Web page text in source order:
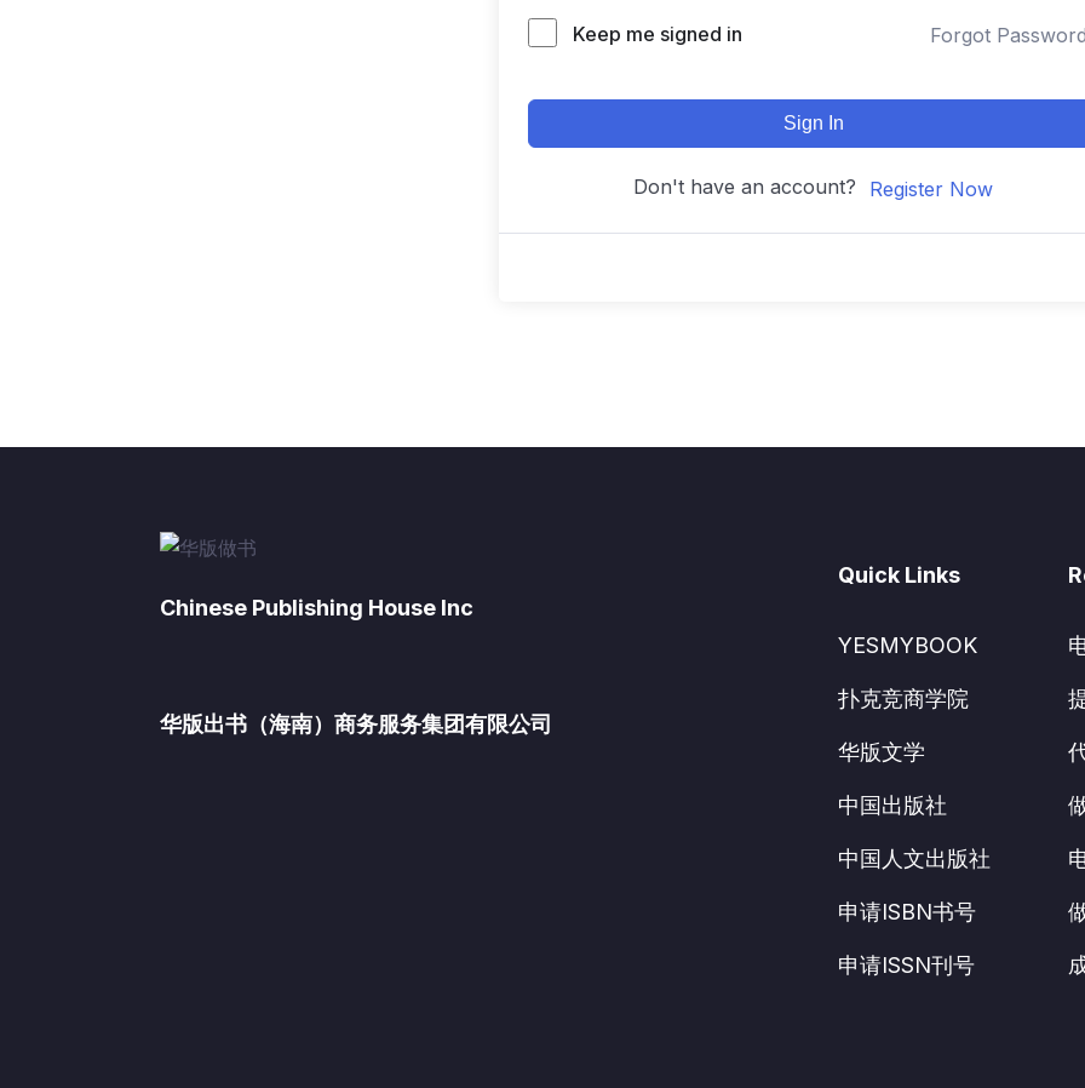
Keep me signed in Forgot
Sign In
Don't have an account? Register Now
Chinese Publishing House Inc
华版出书（海南）商务服务集团有限公司
Quick Links
YESMYBOOK
扑克竞商学院
华版文学
中国出版社
中国人文出版社
申请ISBN书号
申请ISSN刊号